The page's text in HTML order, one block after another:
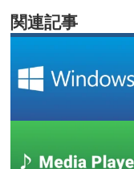
関連記事